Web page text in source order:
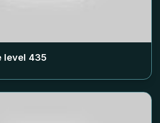
level 435